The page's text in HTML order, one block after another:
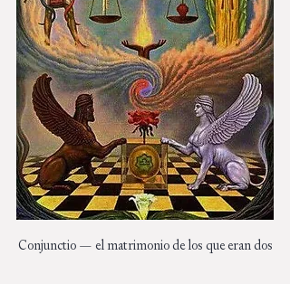
Conjunctio — el matrimonio de los que eran dos